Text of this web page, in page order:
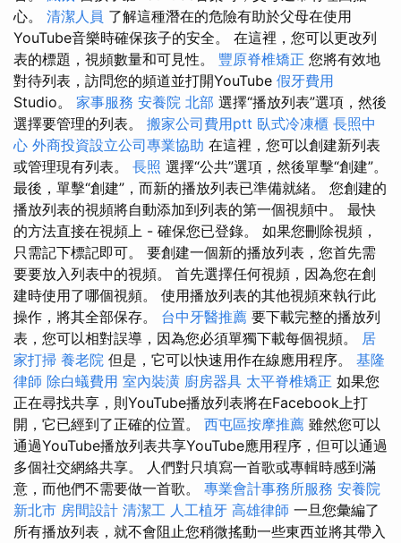
心。 清潔人員 了解這種潛在的危險有助於父母在使用
YouTube音樂時確保孩子的安全。 在這裡，您可以更改列
表的標題，視頻數量和可見性。 豐原脊椎矯正 您將有效地
對待列表，訪問您的頻道並打開YouTube 假牙費用
Studio。 家事服務 安養院 北部 選擇“播放列表”選項，然後
選擇要管理的列表。 搬家公司費用ptt 臥式冷凍櫃 長照中
心 外商投資設立公司專業協助 在這裡，您可以創建新列表
或管理現有列表。 長照 選擇“公共”選項，然後單擊“創建”。
最後，單擊“創建”，而新的播放列表已準備就緒。 您創建的
播放列表的視頻將自動添加到列表的第一個視頻中。 最快
的方法直接在視頻上 - 確保您已登錄。 如果您刪除視頻，
只需記下標記即可。 要創建一個新的播放列表，您首先需
要要放入列表中的視頻。 首先選擇任何視頻，因為您在創
建時使用了哪個視頻。 使用播放列表的其他視頻來執行此
操作，將其全部保存。 台中牙醫推薦 要下載完整的播放列
表，您可以相對誤導，因為您必須單獨下載每個視頻。 居
家打掃 養老院 但是，它可以快速用作在線應用程序。 基隆
律師 除白蟻費用 室內裝潢 廚房器具 太平脊椎矯正 如果您
正在尋找共享，則YouTube播放列表將在Facebook上打
開，它已經到了正確的位置。 西屯區按摩推薦 雖然您可以
通過YouTube播放列表共享YouTube應用程序，但可以通過
多個社交網絡共享。 人們對只填寫一首歌或專輯時感到滿
意，而他們不需要做一首歌。 專業會計事務所服務 安養院
新北市 房間設計 清潔工 人工植牙 高雄律師 一旦您彙編了
所有播放列表，就不會阻止您稍微搖動一些東西並將其帶入